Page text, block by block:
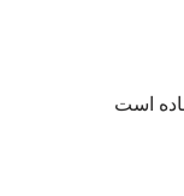
است